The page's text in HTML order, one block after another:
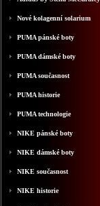
Nové kolagenní solarium
PUMA pánské boty
PUMA dámské boty
PUMA současnost
PUMA historie
PUMA technologie
NIKE pánské boty
NIKE dámské boty
NIKE současnost
NIKE historie